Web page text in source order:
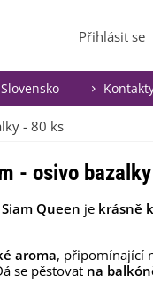
Přihlásit se
Slovensko
- 80 ks
- osivo
Queen je krásně
aroma, připomínající
se pěstovat na